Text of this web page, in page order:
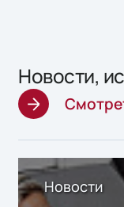
Новости,
Новости